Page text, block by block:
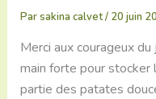
Parsakina calvet/ 20 juin
Merci aux courageux
main forte pour stocker
partie des patates